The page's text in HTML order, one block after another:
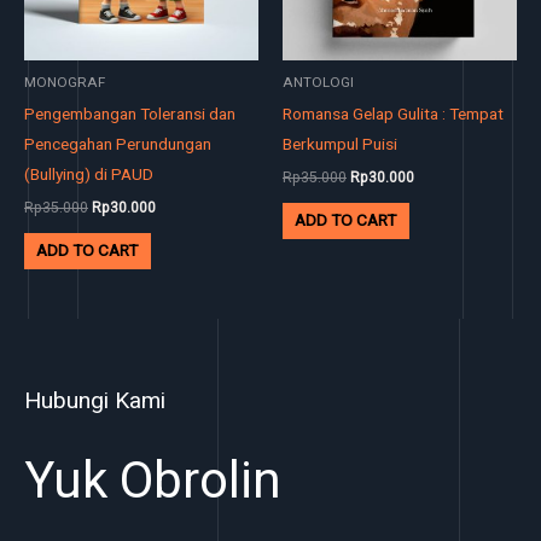
MONOGRAF
Pengembangan Toleransi dan
Pencegahan Perundungan
(Bullying) di PAUD
Rp35.000 Rp30.000
ADD TO CART
ANTOLOGI
Romansa Gelap Gulita : Tempat
Berkumpul Puisi
Rp35.000 Rp30.000
ADD TO CART
Hubungi Kami
Yuk Obrolin